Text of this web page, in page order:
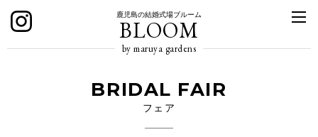
鹿児島の結婚式場ブルーム
BLOOM
by maruya gardens
BRIDAL FAIR
フェア